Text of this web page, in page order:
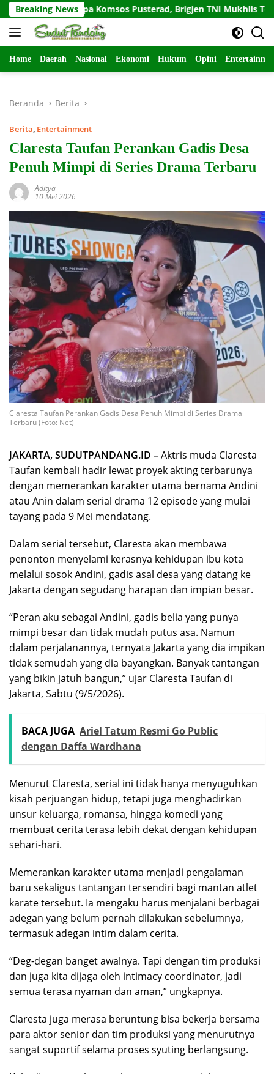
Langsung
ke
konten
Breaking News
Salam Sapa Komsos Pusterad, Brigjen TNI Mukhlis Tekankan
Home Daerah Nasional Ekonomi Hukum Opini
Beranda Berita
Berita, Entertainment
Claresta Taufan Perankan Gadis Desa
Penuh Mimpi di Series Drama Terbaru
Aditya
10 Mei 2026
Claresta Taufan Perankan Gadis Desa Penuh Mimpi di Series Drama
Terbaru (Foto: Net)
JAKARTA, SUDUTPANDANG.ID –Aktris muda Claresta
Taufan kembali hadir lewat proyek akting terbarunya
dengan memerankan karakter utama bernama Andini
atau Anin dalam serial drama 12 episode yang mulai
tayang pada 9 Mei mendatang.
Dalam serial tersebut, Claresta akan membawa
penonton menyelami kerasnya kehidupan ibu kota
melalui sosok Andini, gadis asal desa yang datang ke
Jakarta dengan segudang harapan dan impian besar.
“Peran aku sebagai Andini, gadis belia yang punya
mimpi besar dan tidak mudah putus asa. Namun
dalam perjalanannya, ternyata Jakarta yang dia impikan
tidak semudah yang dia bayangkan. Banyak tantangan
yang bikin jatuh bangun,” ujar Claresta Taufan di
Jakarta, Sabtu (9/5/2026).
BACA JUGA Ariel Tatum Resmi Go Public
dengan Daffa Wardhana
Menurut Claresta, serial ini tidak hanya menyuguhkan
kisah perjuangan hidup, tetapi juga menghadirkan
unsur keluarga, romansa, hingga komedi yang
membuat cerita terasa lebih dekat dengan kehidupan
sehari-hari.
Memerankan karakter utama menjadi pengalaman
baru sekaligus tantangan tersendiri bagi mantan atlet
karate tersebut. Ia mengaku harus menjalani berbagai
adegan yang belum pernah dilakukan sebelumnya,
termasuk adegan intim dalam cerita.
“Deg-degan banget awalnya. Tapi dengan tim produksi
dan juga kita dijaga oleh intimacy coordinator, jadi
semua terasa nyaman dan aman,” ungkapnya.
Claresta juga merasa beruntung bisa bekerja bersama
para aktor senior dan tim produksi yang menurutnya
sangat suportif selama proses syuting berlangsung.